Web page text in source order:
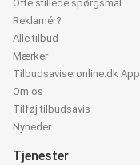
Ofte stillede spørgsmål
Reklamér?
Alle tilbud
Mærker
Tilbudsaviseronline.dk App
Om os
Tilføj tilbudsavis
Nyheder
Tjenester